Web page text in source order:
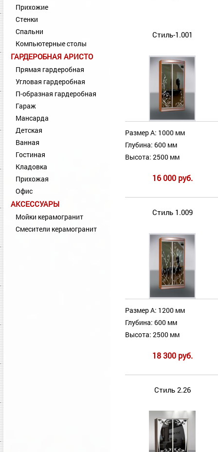
Прихожие
Стенки
Спальни
Компьютерные столы
ГАРДЕРОБНАЯ АРИСТО
Прямая гардеробная
Угловая гардеробная
П-образная гардеробная
Гараж
Мансарда
Детская
Ванная
Гостиная
Кладовка
Прихожая
Офис
АКСЕССУАРЫ
Мойки керамогранит
Смесители керамогранит
Стиль-1.001
Размер А: 1000 мм
Глубина: 600 мм
Высота: 2500 мм
16 000 руб.
Стиль 1.009
Размер А: 1200 мм
Глубина: 600 мм
Высота: 2500 мм
18 300 руб.
Стиль 2.26